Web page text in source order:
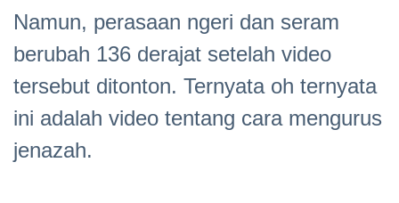
Namun, perasaan ngeri dan seram
berubah 136 derajat setelah video
tersebut ditonton. Ternyata oh ternyata
ini adalah video tentang cara mengurus
jenazah.